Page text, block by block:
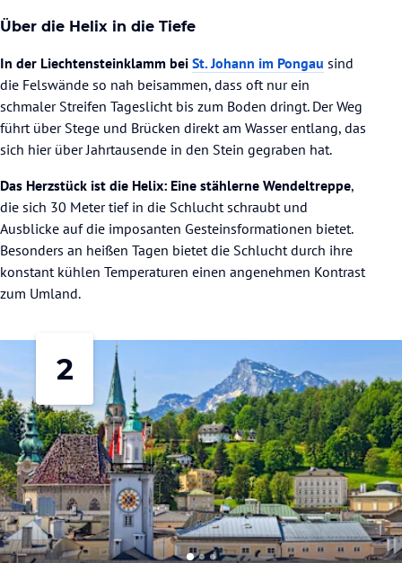
Über die Helix in die Tiefe
In der Liechtensteinklamm bei St. Johann im Pongau sind
die Felswände so nah beisammen, dass oft nur ein
schmaler Streifen Tageslicht bis zum Boden dringt. Der Weg
führt über Stege und Brücken direkt am Wasser entlang, das
sich hier über Jahrtausende in den Stein gegraben hat.
Das Herzstück ist die Helix: Eine stählerne Wendeltreppe,
die sich 30 Meter tief in die Schlucht schraubt und
Ausblicke auf die imposanten Gesteinsformationen bietet.
Besonders an heißen Tagen bietet die Schlucht durch ihre
konstant kühlen Temperaturen einen angenehmen Kontrast
zum Umland.
2